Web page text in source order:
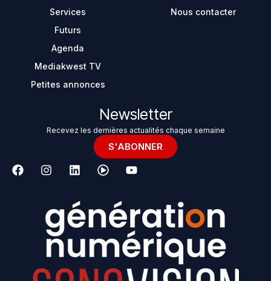
Services
Futurs
Agenda
Mediakwest TV
Petites annonces
Nous contacter
Newsletter
Recevez les dernières actualités chaque semaine
S'ABONNER